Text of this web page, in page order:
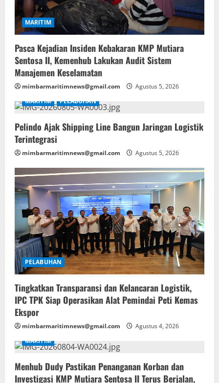
MARITIM
Pasca Kejadian Insiden Kebakaran KMP Mutiara
Sentosa II, Kemenhub Lakukan Audit Sistem
Manajemen Keselamatan
mimbarmaritimnews@gmail.com
Agustus 5, 2026
MARITIM
PELABUHAN
Pelindo Ajak Shipping Line Bangun Jaringan Logistik
Terintegrasi
mimbarmaritimnews@gmail.com Agustus 5, 2026
PELABUHAN
Tingkatkan Transparansi dan Kelancaran Logistik,
IPC TPK Siap Operasikan Alat Pemindai Peti Kemas
Ekspor
mimbarmaritimnews@gmail.com
Agustus 4, 2026
MARITIM
Menhub Dudy Pastikan Penanganan Korban dan
Investigasi KMP Mutiara Sentosa II Terus Berjalan,